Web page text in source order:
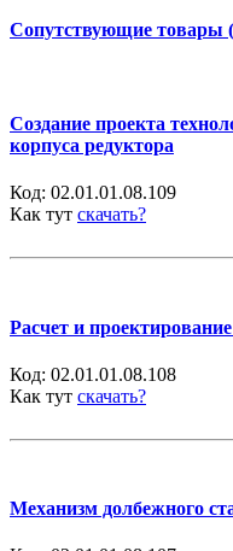
Сопутствующие товары
Создание проекта
корпуса редуктора
Код: 02.01.01.08.109
Как тут скачать?
Расчет и
Код: 02.01.01.08.108
Как тут скачать?
Механизм долбежного